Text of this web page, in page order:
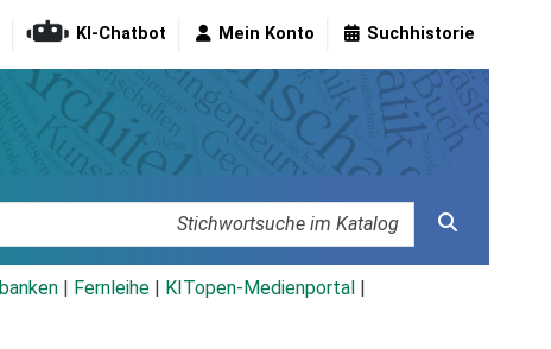
KI-Chatbot Mein Konto Suchhistorie
Fernleihe KITopen-Medienportal